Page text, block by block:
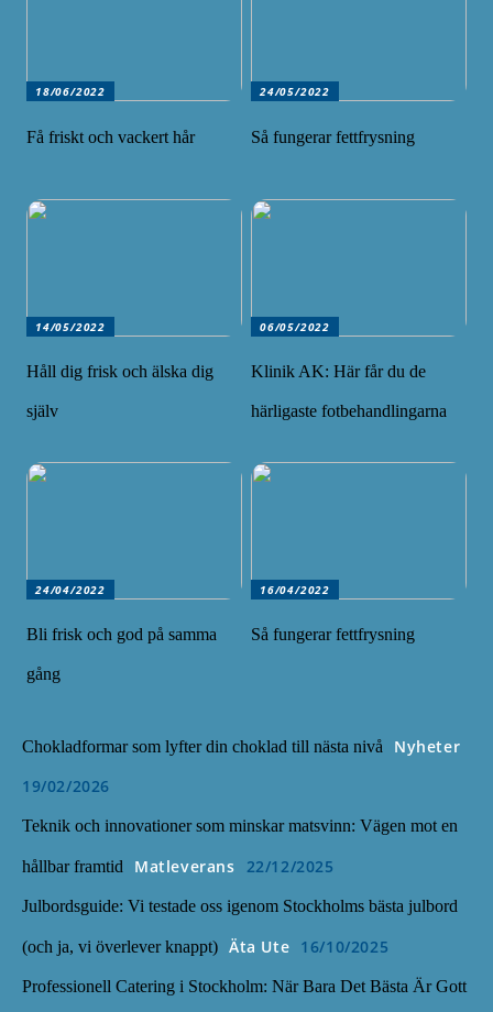
18/06/2022
Få friskt och vackert hår
24/05/2022
Så fungerar fettfrysning
14/05/2022
Håll dig frisk och älska dig
själv
06/05/2022
Klinik AK: Här får du de
härligaste fotbehandlingarna
24/04/2022
Bli frisk och god på samma
gång
16/04/2022
Så fungerar fettfrysning
Chokladformar som lyfter din choklad till nästa nivå
Nyheter
19/02/2026
Teknik och innovationer som minskar matsvinn: Vägen mot en
hållbar framtid Matleverans 22/12/2025
Julbordsguide: Vi testade oss igenom Stockholms bästa julbord
(och ja, vi överlever knappt) Äta Ute 16/10/2025
Professionell Catering i Stockholm: När Bara Det Bästa Är Gott